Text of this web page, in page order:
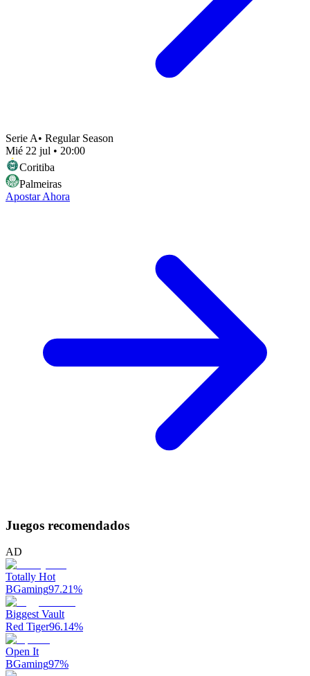
Serie A• Regular Season
Mié 22 jul • 20:00
Coritiba
Palmeiras
Apostar Ahora
Juegos recomendados
AD
Totally Hot
BGaming97.21%
Biggest Vault
Red Tiger96.14%
Open It
BGaming97%